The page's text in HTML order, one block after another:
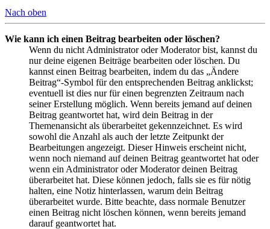
Nach oben
Wie kann ich einen Beitrag bearbeiten oder löschen?
Wenn du nicht Administrator oder Moderator bist, kannst du
nur deine eigenen Beiträge bearbeiten oder löschen. Du
kannst einen Beitrag bearbeiten, indem du das „Ändere
Beitrag“-Symbol für den entsprechenden Beitrag anklickst;
eventuell ist dies nur für einen begrenzten Zeitraum nach
seiner Erstellung möglich. Wenn bereits jemand auf deinen
Beitrag geantwortet hat, wird dein Beitrag in der
Themenansicht als überarbeitet gekennzeichnet. Es wird
sowohl die Anzahl als auch der letzte Zeitpunkt der
Bearbeitungen angezeigt. Dieser Hinweis erscheint nicht,
wenn noch niemand auf deinen Beitrag geantwortet hat oder
wenn ein Administrator oder Moderator deinen Beitrag
überarbeitet hat. Diese können jedoch, falls sie es für nötig
halten, eine Notiz hinterlassen, warum dein Beitrag
überarbeitet wurde. Bitte beachte, dass normale Benutzer
einen Beitrag nicht löschen können, wenn bereits jemand
darauf geantwortet hat.